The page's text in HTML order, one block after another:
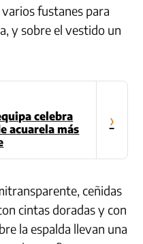
fustanes para
y sobre el vestido un
celebra
acuarela más
›
ceñidas
cintas doradas y con
la espalda llevan una